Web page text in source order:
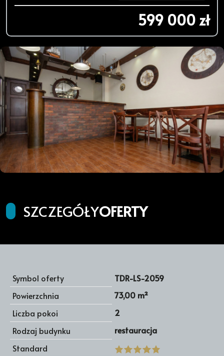
599 000 zł
SZCZEGÓŁYOFERTY
Symbol oferty
TDR-LS-2059
Powierzchnia
73,00 m²
Liczba pokoi
2
Rodzaj budynku
restauracja
Standard